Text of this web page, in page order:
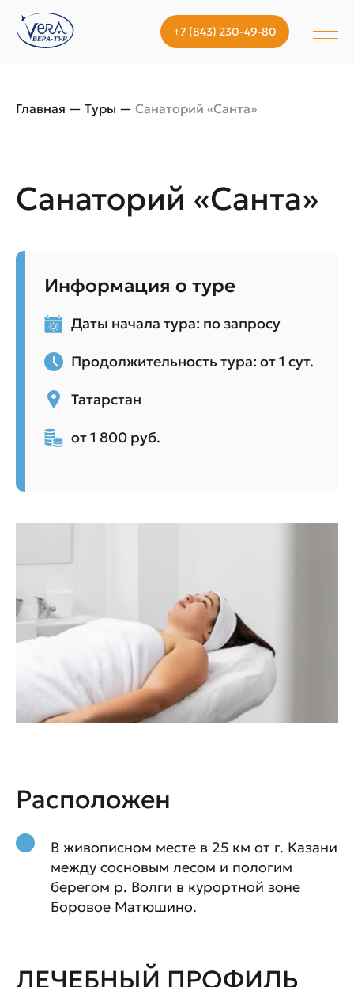
+7 (843) 230-49-80
Главная — Туры — Санаторий «Санта»
Санаторий «Санта»
Информация о туре
Даты начала тура: по запросу
Продолжительность тура: от 1 сут.
Татарстан
от 1 800 руб.
Расположен
В живописном месте в 25 км от г. Казани
между сосновым лесом и пологим
берегом р. Волги в курортной зоне
Боровое Матюшино.
ЛЕЧЕБНЫЙ ПРОФИЛЬ